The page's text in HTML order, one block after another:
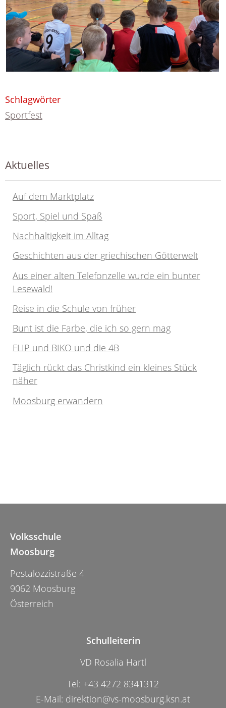
Schlagwörter
Sportfest
Aktuelles
Auf dem Marktplatz
Sport, Spiel und Spaß
Nachhaltigkeit im Alltag
Geschichten aus der griechischen Götterwelt
Aus einer alten Telefonzelle wurde ein bunter
Lesewald!
Reise in die Schule von früher
Bunt ist die Farbe, die ich so gern mag
FLIP und BIKO und die 4B
Täglich rückt das Christkind ein kleines Stück
näher
Moosburg erwandern
Volksschule
Moosburg
Pestalozzistraße 4
9062 Moosburg
Österreich
Schulleiterin
VD Rosalia Hartl
Tel: +43 4272 8341312
E-Mail: direktion@vs-moosburg.ksn.at